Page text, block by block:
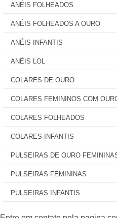
ANÉIS FOLHEADOS
ANÉIS FOLHEADOS A OURO
ANÉIS INFANTIS
ANÉIS LOL
COLARES DE OURO
COLARES FEMININOS COM
COLARES FOLHEADOS
COLARES INFANTIS
PULSEIRAS DE OURO
PULSEIRAS FEMININAS
PULSEIRAS INFANTIS